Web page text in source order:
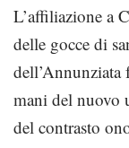
L’affiliazione a
delle gocce di
dell’Annunziata
mani del nuovo
del contrasto